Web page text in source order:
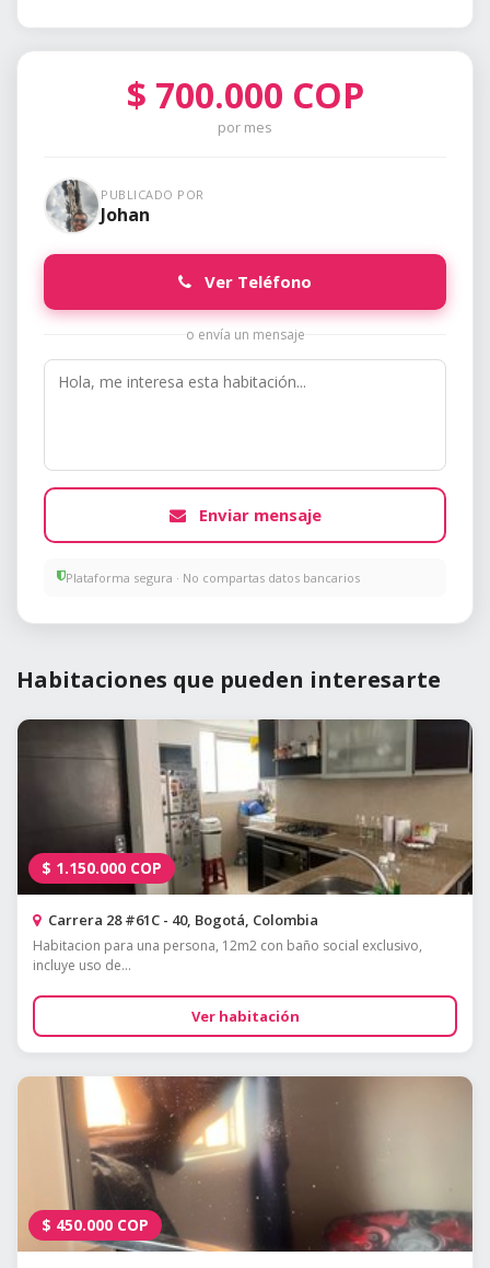
$ 700.000 COP
por mes
PUBLICADO POR
Johan
Ver Teléfono
o envía un mensaje
Enviar mensaje
Plataforma segura · No compartas datos bancarios
Habitaciones que pueden interesarte
$ 1.150.000 COP
Carrera 28 #61C - 40, Bogotá, Colombia
Habitacion para una persona, 12m2 con baño social exclusivo,
incluye uso de...
Ver habitación
$ 450.000 COP